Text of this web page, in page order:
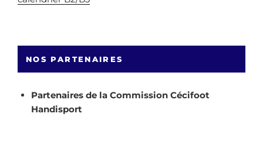
NOS PARTENAIRES
Partenaires de la Commission Cécifoot
Handisport